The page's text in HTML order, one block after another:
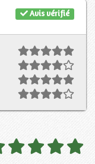
Avis vérifié